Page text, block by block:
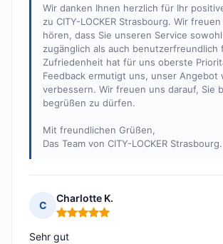
Wir danken Ihnen herzlich für Ihr
zu CITY-LOCKER Strasbourg. Wir
hören, dass Sie unseren Service
zugänglich als auch benutzerfreundlich
Zufriedenheit hat für uns oberste
Feedback ermutigt uns, unser Angebot
verbessern. Wir freuen uns darauf, Sie
begrüßen zu dürfen.
Mit freundlichen Grüßen,
Das Team von CITY-LOCKER Strasbourg.
C
Charlotte K.
Hinweis: 5 von 5
Sehr gut